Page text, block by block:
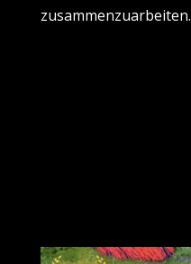
zusammenzuarbeiten.